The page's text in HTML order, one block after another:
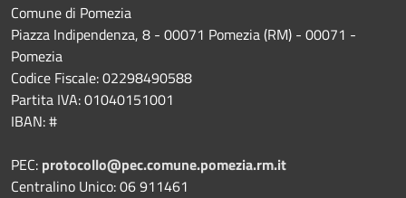
Comune di Pomezia
Piazza Indipendenza, 8 - 00071 Pomezia (RM) - 00071 -
Pomezia
Codice Fiscale: 02298490588
Partita IVA: 01040151001
IBAN: #
PEC: protocollo@pec.comune.pomezia.rm.it
Centralino Unico: 06 911461